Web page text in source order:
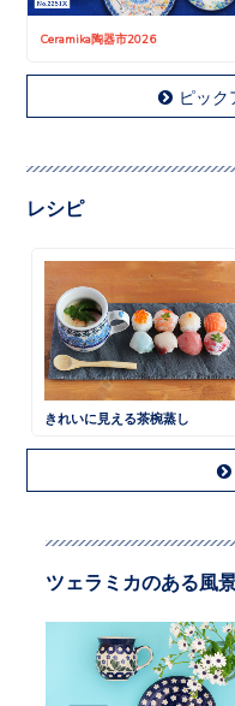
Ceramika陶器市2026
ピック
レシピ
きれいに見える茶椀蒸し
ツェラミカのある風